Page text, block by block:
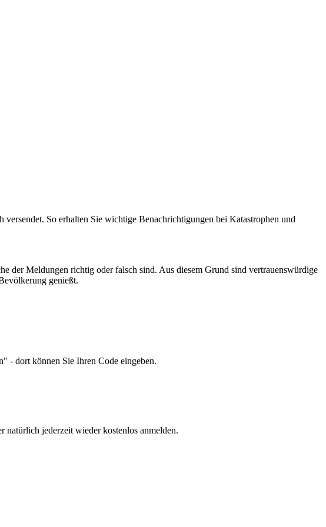
So erhalten Sie wichtige Benachrichtigungen bei Katastrophen und
der Meldungen richtig oder falsch sind. Aus diesem Grund sind vertrauenswürdige
genießt.
- dort können Sie Ihren Code eingeben.
jederzeit wieder kostenlos anmelden.